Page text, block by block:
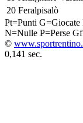
20 Feralpisalò
Pt=Punti G=Giocate
N=Nulle P=Perse
©
0,141 sec.